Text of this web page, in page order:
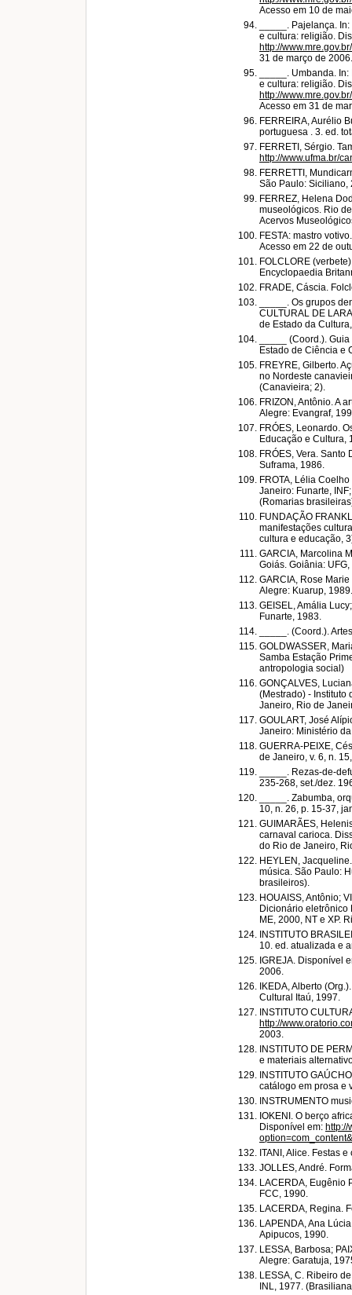
Acesso em 10 de
_____. Pajelança.
e cultura: religião.
http://
31 de março de 2006.
_____. Umbanda.
e cultura: religião.
http://
Acesso em 31 de
FERREIRA, Aurélio
portuguesa . 3. ed.
FERRETI, Sérgio.
http://www.ufma.br/
FERRETTI,
São Paulo: Siciliano,
FERREZ, Helena
museológicos. Rio
Acervos
FESTA: mastro
Acesso em 22 de
FOLCLORE
Encyclopaedia
FRADE, Cáscia.
_____. Os grupos
CULTURAL DE
de Estado da
_____ (Coord.).
Estado de Ciência e
FREYRE, Gilberto.
no Nordeste
(Canavieira; 2).
FRIZON, Antônio. A
Alegre: Evangraf,
FRÓES, Leonardo.
Educação e Cultura,
FRÓES, Vera.
Suframa, 1986.
FROTA, Lélia
Janeiro: Funarte,
(Romarias
FUNDAÇÃO
manifestações
cultura e educação,
GARCIA, Marcolina
Goiás. Goiânia:
GARCIA, Rose
Alegre: Kuarup,
GEISEL, Amália
Funarte, 1983.
_____. (Coord.).
GOLDWASSER,
Samba Estação
antropologia social)
GONÇALVES,
(Mestrado) - Instituto
Janeiro, Rio de
GOULART, José
Janeiro: Ministério
GUERRA-PEIXE,
de Janeiro, v. 6, n.
_____. Rezas-de-
235-268, set./dez.
_____. Zabumba,
10, n. 26, p. 15-37,
GUIMARÃES,
carnaval carioca.
do Rio de Janeiro,
HEYLEN,
música. São Paulo:
brasileiros).
HOUAISS, Antônio;
Dicionário eletrônico
ME, 2000, NT e XP.
INSTITUTO
10. ed. atualizada e
IGREJA. Disponível
2006.
IKEDA, Alberto
Cultural Itaú, 1997.
INSTITUTO
http://
2003.
INSTITUTO DE
e materiais
INSTITUTO
catálogo em prosa e
INSTRUMENTO
IOKENI. O berço
Disponível em: http://
ITANI, Alice. Festas
JOLLES, André.
LACERDA, Eugênio
FCC, 1990.
LACERDA, Regina.
LAPENDA, Ana
Apipucos, 1990.
LESSA, Barbosa;
Alegre: Garatuja,
LESSA, C. Ribeiro
INL, 1977.